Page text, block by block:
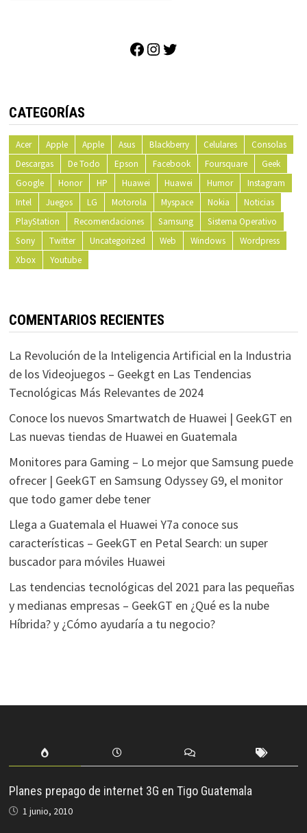
Facebook
Instagram
CATEGORÍAS
Acer Apple Apple Asus Blackberry Celulares
Consolas
Descargas
De Todo Epson Facebook Foursquare
Geek
Google
Honor HP Huawei Huawei Humor
Instagram
Intel
Juegos LG Motorola Myspace Nokia
Noticias
PlayStation
Recomendaciones Samsung
Sistema Operativo
Sony
Twitter Uncategorized Web Windows
Wordpress
Xbox
Youtube
COMENTARIOS RECIENTES
La Revolución de la Inteligencia Artificial en la Industria
de los Videojuegos – Geekgten Las Tendencias
Tecnológicas Más Relevantes de 2024
Conoce los nuevos Smartwatch de Huawei | GeekGT en
Las nuevas tiendas de Huawei en Guatemala
Monitores para Gaming – Lo mejor que Samsung puede
ofrecer | GeekGT en Samsung Odyssey G9, el monitor
que todo gamer debe tener
Llega a Guatemala el Huawei Y7a conoce sus
características – GeekGT en Petal Search: un super
buscador para móviles Huawei
Las tendencias tecnológicas del 2021 para las pequeñas
y medianas empresas – GeekGT en ¿Qué es la nube
Híbrida? y ¿Cómo ayudaría a tu negocio?
Planes prepago de internet 3G en Tigo Guatemala
1 junio, 2010